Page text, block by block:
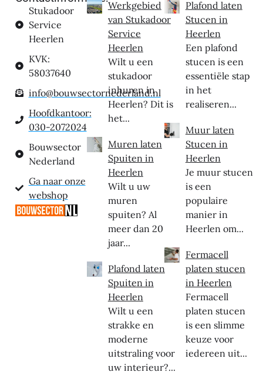
Stukadoor
Service
Heerlen
KVK:
58037640
info@bouwsectornederland.nl
Hoofdkantoor:
030-2072024
Bouwsector
Nederland
Ga naar onze
webshop
Werkgebied
van Stukadoor
Service
Heerlen
Wilt u een
stukadoor
inhuren in
Heerlen? Dit is
het...
Muren laten
Spuiten in
Heerlen
Wilt u uw
muren
spuiten? Al
meer dan 20
jaar...
Plafond laten
Spuiten in
Heerlen
Wilt u een
strakke en
moderne
uitstraling voor
uw interieur?...
Plafond laten
Stucen in
Heerlen
Een plafond
stucen is een
essentiële stap
in het
realiseren...
Muur laten
Stucen in
Heerlen
Je muur stucen
is een
populaire
manier in
Heerlen om...
Fermacell
platen stucen
in Heerlen
Fermacell
platen stucen
is een slimme
keuze voor
iedereen uit...